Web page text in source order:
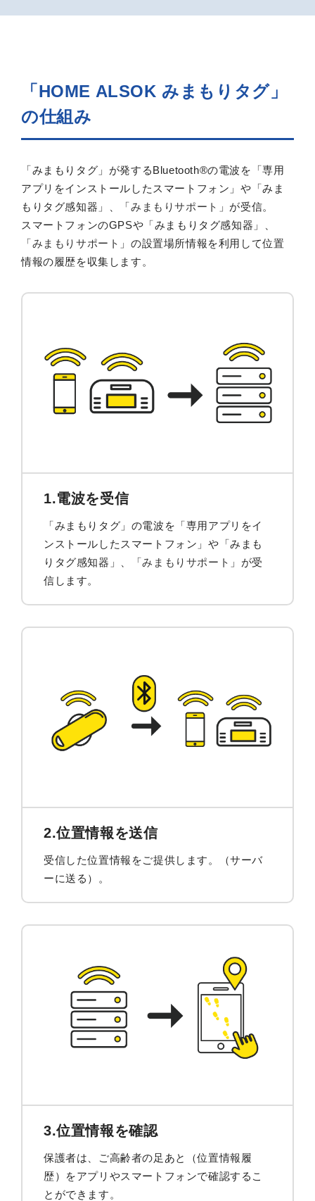
「HOME ALSOK みまもりタグ」
の仕組み
「みまもりタグ」が発するBluetooth®の電波を「専用
アプリをインストールしたスマートフォン」や「みま
もりタグ感知器」、「みまもりサポート 」が受信。
スマートフォンのGPSや「みまもりタグ感知器」、
「みまもりサポート 」の設置場所情報を利用して位置
情報の履歴を収集します。
1.電波を受信
「みまもりタグ」の電波を「専用アプリをイ
ンストールしたスマートフォン」や「みまも
りタグ感知器」、「みまもりサポート 」が受
信します。
2.位置情報を送信
受信した位置情報をご提供します。（サーバ
ーに送る）。
3.位置情報を確認
保護者は、ご高齢者の足あと（位置情報履
歴）をアプリやスマートフォンで確認するこ
とができます。